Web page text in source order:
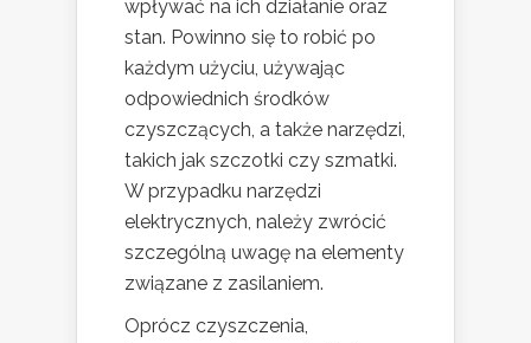
wpływać na ich działanie oraz
stan. Powinno się to robić po
każdym użyciu, używając
odpowiednich środków
czyszczących, a także narzędzi,
takich jak szczotki czy szmatki.
W przypadku narzędzi
elektrycznych, należy zwrócić
szczególną uwagę na elementy
związane z zasilaniem.
Oprócz czyszczenia,